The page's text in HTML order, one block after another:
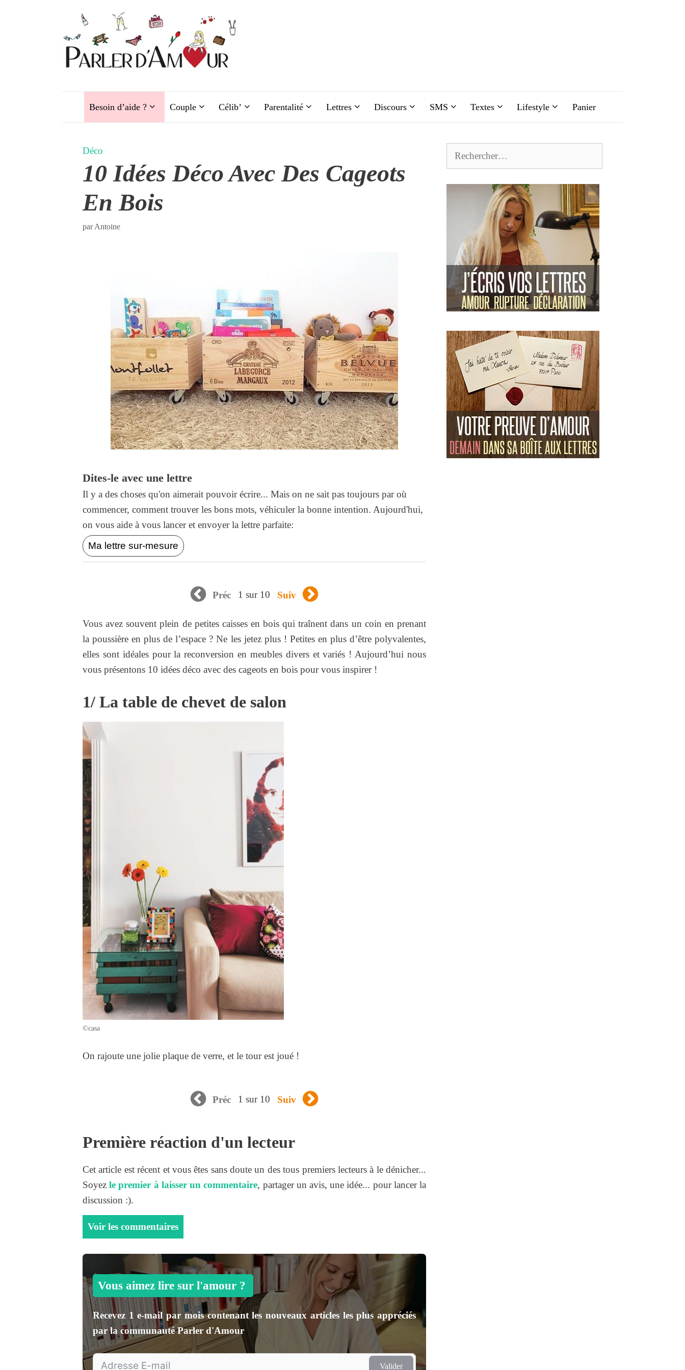
Besoin d’aide ? Couple Célib’ Parentalité Lettres Discours SMS Textes Lifestyle Panier
Déco
10 Idées Déco Avec Des Cageots
En Bois
parAntoine
Dites-le avec une lettre
Il y a des choses qu'on aimerait pouvoir écrire... Mais on ne sait pas toujours par où
commencer, comment trouver les bons mots, véhiculer la bonne intention. Aujourd'hui,
on vous aide à vous lancer et envoyer la lettre parfaite:
Ma lettre sur-mesure
Préc 1 sur 10 Suiv
Vous avez souvent plein de petites caisses en bois qui traînent dans un coin en prenant
la poussière en plus de l’espace ? Ne les jetez plus ! Petites en plus d’être polyvalentes,
elles sont idéales pour la reconversion en meubles divers et variés ! Aujourd’hui nous
vous présentons 10 idées déco avec des cageots en bois pour vous inspirer !
1/ La table de chevet de salon
©casa
On rajoute une jolie plaque de verre, et le tour est joué !
Préc 1 sur 10 Suiv
Première réaction d'un lecteur
Cet article est récent et vous êtes sans doute un des tous premiers lecteurs à le dénicher...
Soyezle premier à laisser un commentaire, partager un avis, une idée... pour lancer la
discussion :).
Voir les commentaires
Vous aimez lire sur l'amour ?
Recevez1 e-mail par moiscontenant les nouveaux articles les plus appréciés
par la communautéParler d'Amour
Valider